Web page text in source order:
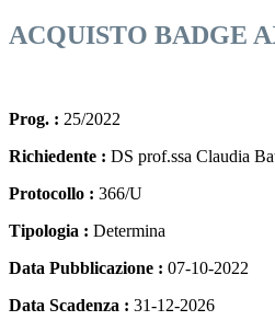
ACQUISTO BADGE
Prog. : 25/2022
Richiedente : DS prof.ssa Claudia
Protocollo : 366/U
Tipologia : Determina
Data Pubblicazione : 07-10-2022
Data Scadenza : 31-12-2026